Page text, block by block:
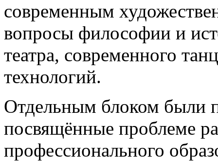
современным
вопросы философии и
театра, современного
технологий.
Отдельным блоком были
посвящённые проблеме
профессионального